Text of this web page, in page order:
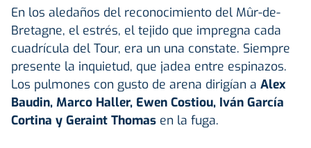
En los aledaños del reconocimiento del Mûr-de-
Bretagne, el estrés, el tejido que impregna cada
cuadrícula del Tour, era un una constate. Siempre
presente la inquietud, que jadea entre espinazos.
Los pulmones con gusto de arena dirigían a Alex
Baudin, Marco Haller, Ewen Costiou, Iván García
Cortina y Geraint Thomas en la fuga.